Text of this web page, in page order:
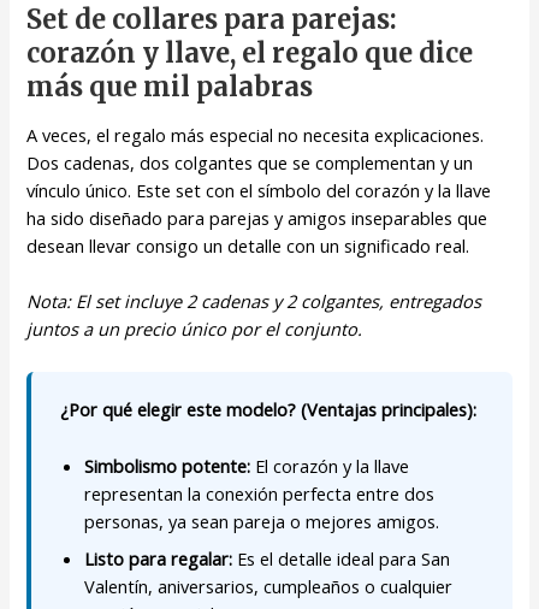
Set de collares para parejas:
corazón y llave, el regalo que dice
más que mil palabras
A veces, el regalo más especial no necesita explicaciones.
Dos cadenas, dos colgantes que se complementan y un
vínculo único. Este set con el símbolo del corazón y la llave
ha sido diseñado para parejas y amigos inseparables que
desean llevar consigo un detalle con un significado real.
Nota: El set incluye 2 cadenas y 2 colgantes, entregados
juntos a un precio único por el conjunto.
¿Por qué elegir este modelo? (Ventajas principales):
Simbolismo potente: El corazón y la llave
representan la conexión perfecta entre dos
personas, ya sean pareja o mejores amigos.
Listo para regalar: Es el detalle ideal para San
Valentín, aniversarios, cumpleaños o cualquier